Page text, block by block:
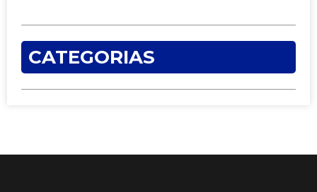
CATEGORIAS